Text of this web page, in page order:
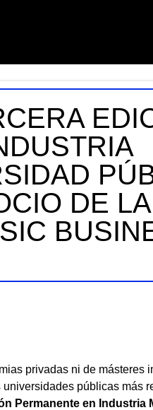
DE LA
privadas ni de másteres
universidades públicas más
Permanente en Industria